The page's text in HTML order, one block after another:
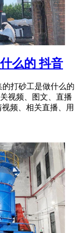
么的 抖音
打砂工是做什么的
视频、图文、直播
频、相关直播、用